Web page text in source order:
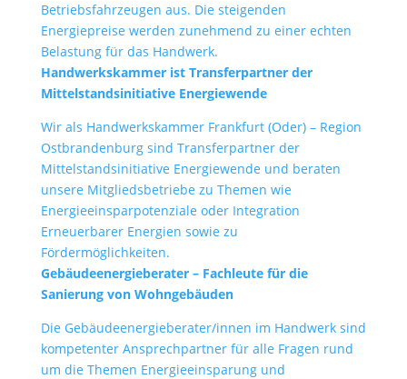
Betriebsfahrzeugen aus. Die steigenden
Energiepreise werden zunehmend zu einer echten
Belastung für das Handwerk.
Handwerkskammer ist Transferpartner der
Mittelstandsinitiative Energiewende
Wir als Handwerkskammer Frankfurt (Oder) – Region
Ostbrandenburg sind Transferpartner der
Mittelstandsinitiative Energiewende und beraten
unsere Mitgliedsbetriebe zu Themen wie
Energieeinsparpotenziale oder Integration
Erneuerbarer Energien sowie zu
Fördermöglichkeiten.
Gebäudeenergieberater – Fachleute für die
Sanierung von Wohngebäuden
Die Gebäudeenergieberater/innen im Handwerk sind
kompetenter Ansprechpartner für alle Fragen rund
um die Themen Energieeinsparung und